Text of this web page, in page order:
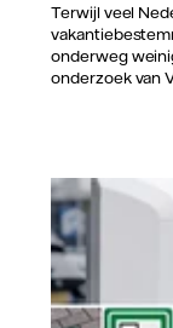
Terwijl veel
onderweg
onderzoek van
Vattenfall/